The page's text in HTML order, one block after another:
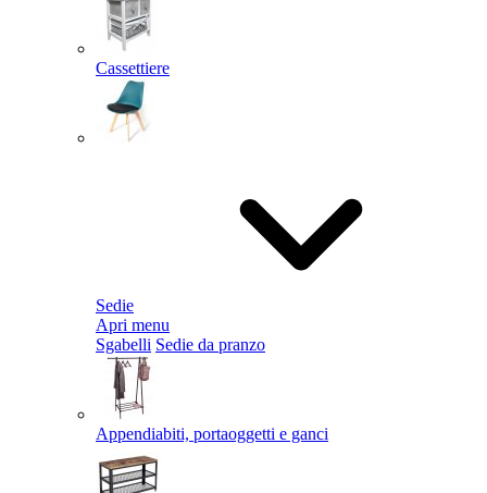
Cassettiere
Sedie
Apri menu
Sgabelli Sedie da pranzo
Appendiabiti, portaoggetti e ganci